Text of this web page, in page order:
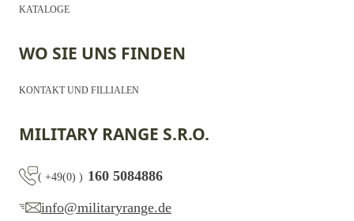
KATALOGE
WO SIE UNS FINDEN
KONTAKT UND FILLIALEN
MILITARY RANGE S.R.O.
( +49(0) ) 160 5084886
info@militaryrange.de